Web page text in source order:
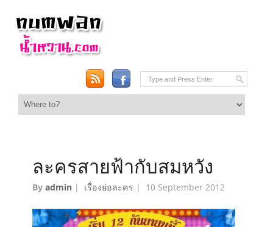
ละครสายฟ้ากับสมหวัง
Byadmin | เรื่องย่อละคร | 10 September 2012